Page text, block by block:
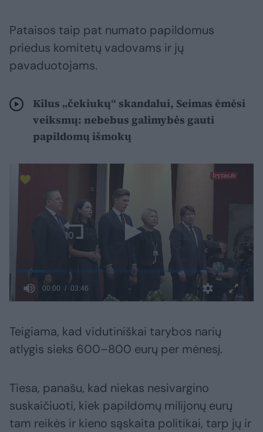
Pataisos taip pat numato papildomus
priedus komitetų vadovams ir jų
pavaduotojams.
Kilus „čekiukų“ skandalui, Seimas ėmėsi
veiksmų: nebebus galimybės gauti
papildomų išmokų
Teigiama, kad vidutiniškai tarybos narių
atlygis sieks 600–800 eurų per mėnesį.
Tiesa, panašu, kad niekas nesivargino
suskaičiuoti, kiek papildomų milijonų eurų
tam reikės ir kieno sąskaita politikai, tarp jų ir